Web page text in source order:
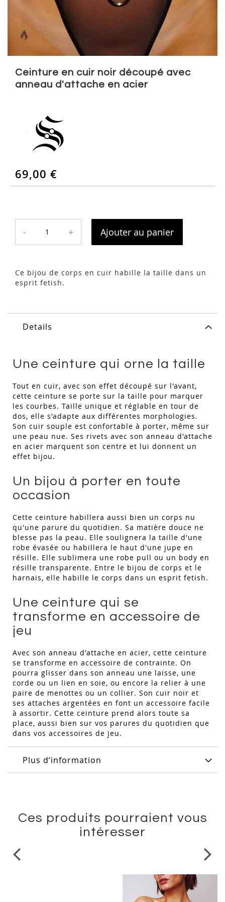
the
beginning
gallery
Ceinture en cuir noir découpé avec
anneau d'attache en acier
69,00 €
- + Ajouter au panier
Ce bijou de corps en cuir habille la taille dans un
esprit fetish.
Details
Une ceinture qui orne la taille
Tout en cuir, avec son effet découpé sur l'avant,
cette ceinture se porte sur la taille pour marquer
les courbes. Taille unique et réglable en tour de
dos, elle s'adapte aux différentes morphologies.
Son cuir souple est confortable à porter, même sur
une peau nue. Ses rivets avec son anneau d'attache
en acier marquent son centre et lui donnent un
effet bijou.
Un bijou à porter en toute
occasion
Cette ceinture habillera aussi bien un corps nu
qu'une parure du quotidien. Sa matière douce ne
blesse pas la peau. Elle soulignera la taille d'une
robe évasée ou habillera le haut d'une jupe en
résille. Elle sublimera une robe pull ou un body en
résille transparente. Entre le bijou de corps et le
harnais, elle habille le corps dans un esprit fetish.
Une ceinture qui se
transforme en accessoire de
jeu
Avec son anneau d'attache en acier, cette ceinture
se transforme en accessoire de contrainte. On
pourra glisser dans son anneau une laisse, une
corde ou un lien en soie, ou encore la relier à une
paire de menottes ou un collier. Son cuir noir et
ses attaches argentées en font un accessoire facile
à assortir. Cette ceinture prend alors toute sa
place, aussi bien sur vos parures du quotidien que
dans vos accessoires de jeu.
Plus d’information
Ces produits pourraient vous
intéresser